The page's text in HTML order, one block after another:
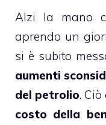
Alzi la mano
aprendo un
si è subito
aumenti
del petrolio.
costo della